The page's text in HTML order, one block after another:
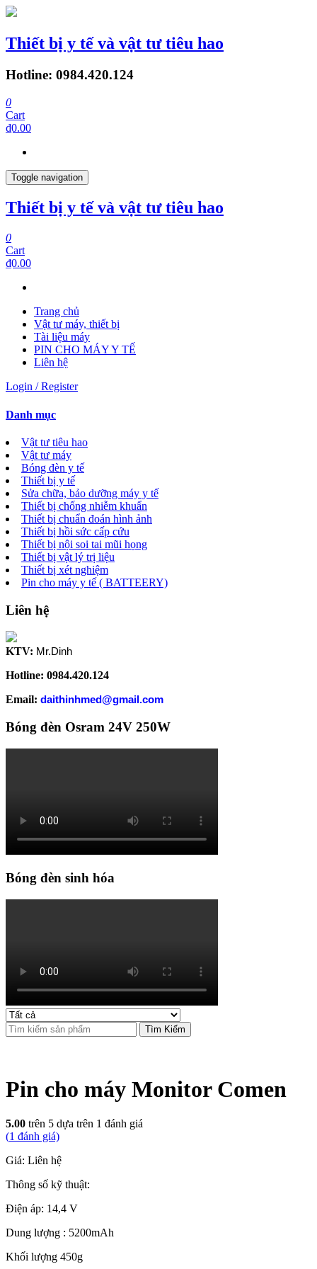
Thiết bị y tế và vật tư tiêu hao
Hotline: 0984.420.124
0
Cart
₫0.00
Toggle navigation
Thiết bị y tế và vật tư tiêu hao
0
Cart
₫0.00
Trang chủ
Vật tư máy, thiết bị
Tài liệu máy
PIN CHO MÁY Y TẾ
Liên hệ
Login / Register
Danh mục
Vật tư tiêu hao
Vật tư máy
Bóng đèn y tế
Thiết bị y tế
Sửa chữa, bảo dưỡng máy y tế
Thiết bị chống nhiễm khuẩn
Thiết bị chuẩn đoán hình ảnh
Thiết bị hồi sức cấp cứu
Thiết bị nội soi tai mũi họng
Thiết bị vật lý trị liệu
Thiết bị xét nghiệm
Pin cho máy y tế ( BATTEERY)
Liên hệ
KTV: Mr.Dinh
Hotline: 0984.420.124
Email: daithinhmed@gmail.com
Bóng đèn Osram 24V 250W
Bóng đèn sinh hóa
Tìm Kiếm
Pin cho máy Monitor Comen
5.00 trên 5 dựa trên 1 đánh giá
(1 đánh giá)
Giá: Liên hệ
Thông số kỹ thuật:
Điện áp: 14,4 V
Dung lượng : 5200mAh
Khối lượng 450g